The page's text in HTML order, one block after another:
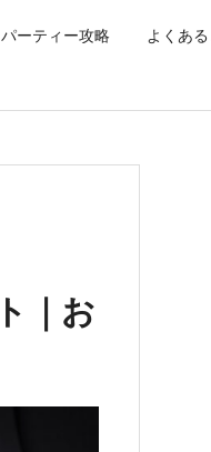
番〜2回目
パーティー攻略 よくあ
｜お